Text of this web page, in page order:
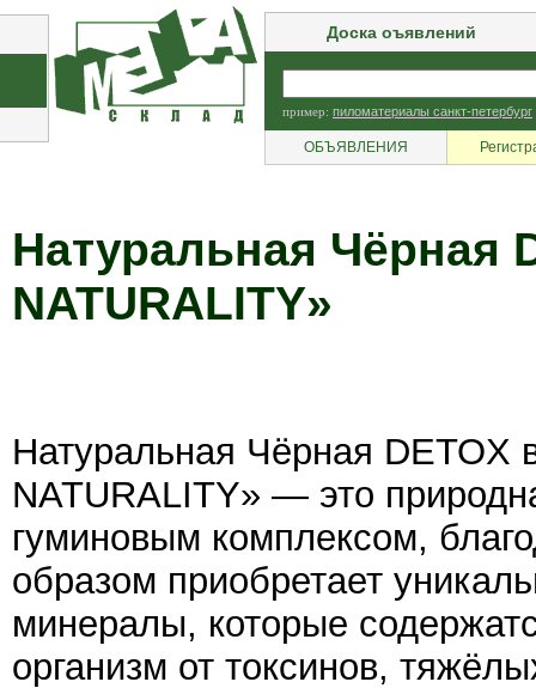
Доска оъявлений
пример: пиломатериалы санкт-петербург
ОБЪЯВЛЕНИЯ
Натуральная Чёрная
NATURALITY»
Натуральная Чёрная DETOX
NATURALITY» — это
гуминовым комплексом,
образом приобретает
минералы, которые
организм от токсинов,